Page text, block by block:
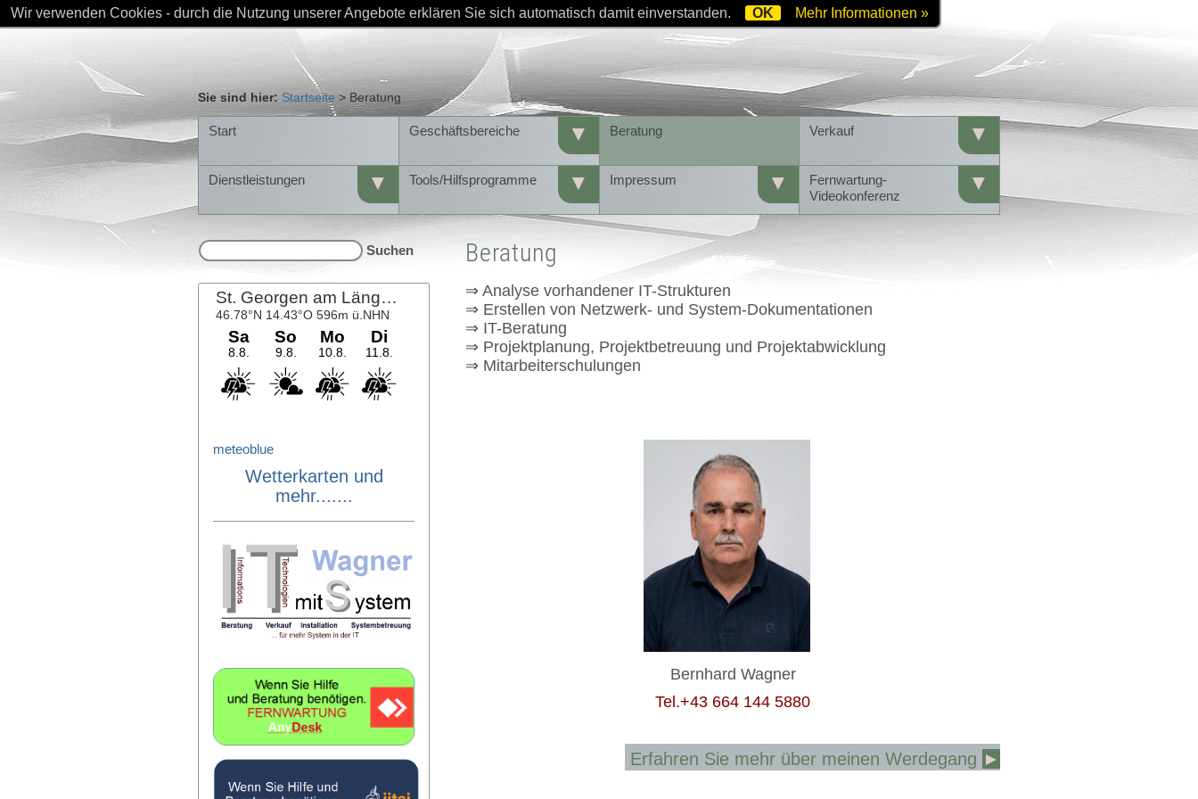
Sie sind hier: Startseite > Beratung
Start Geschäftsbereiche ▼ Beratung Verkauf ▼
Dienstleistungen ▼ Tools/Hilfsprogramme ▼ Impressum ▼
Fernwartung-
Videokonferenz
▼
Beratung
⇒ Analyse vorhandener IT-Strukturen
⇒ Erstellen von Netzwerk- und System-Dokumentationen
⇒ IT-Beratung
⇒ Projektplanung, Projektbetreuung und Projektabwicklung
⇒ Mitarbeiterschulungen
Bernhard Wagner
Tel.+43 664 144 5880
Erfahren Sie mehr über meinen Werdegang ►
meteoblue
Wetterkarten und
mehr.......
Wir verwenden Cookies - durch die Nutzung unserer Angebote erklären Sie sich automatisch damit einverstanden. OK Mehr Informationen »